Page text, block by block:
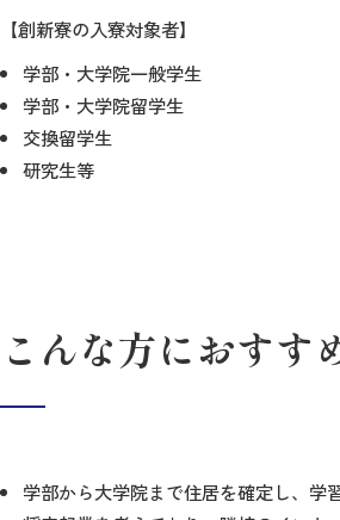
【創新寮の入寮対象者】
学部・大学院一般学生
学部・大学院留学生
交換留学生
研究生等
こんな方におすす
学部から大学院まで住居を確定し、学